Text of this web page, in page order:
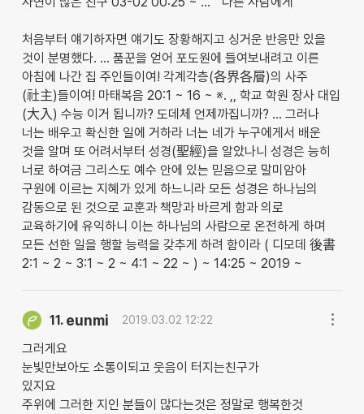
처음부터 얘기하자면 얘기도 장황해지고 싱거운 반응만 있을
것이 분명했다. … 품꾼을 얻어 포도원에 들여보내려고 이른
아침에 나간 집 주인들이여! 각계각층(各界各層)의 사주
(社主)들이여! 마태복음 20:1 ~ 16 ~ ※. ,, 학교 학원 장사 대입
(大入) 수능 이거 됩니까? 도데체 언제까집니까? … 그러나
너는 배우고 확신한 일에 거하라 너는 네가 누구에게서 배운
것을 알며 또 어려서부터 성경(聖經)을 알았나니 성경은 능히
너로 하여금 그리스도 예수 안에 있는 믿음으로 말미암아
구원에 이르는 지혜가 있게 하느니라 모든 성경은 하나님의
감동으로 된 것으로 교훈과 책망과 바르게 함과 의로
교육하기에 유익하니 이는 하나님의 사람으로 온전하게 하며
모든 선한 일을 행할 능력을 갖추게 하려 함이라 ( 디모데 後書
2:1 ~ 2 ~ 3:1 ~ 2 ~ 4:1 ~ 22 ~ ) ~ 14:25 ~ 2019 ~
11. eunmi 2019.03.02 12:22
그러게요
눈빛만보아도 소통이되고 웃음이 터지는친구가
있지요
주위에 그러한 지인 분들이 많다는것은 정말로 행복한것